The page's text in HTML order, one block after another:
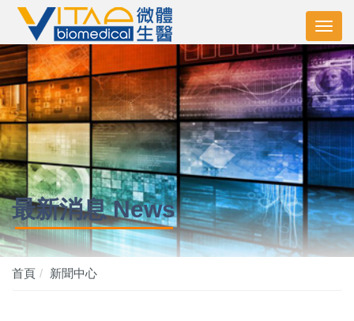
最新消息 News
首頁 新聞中心